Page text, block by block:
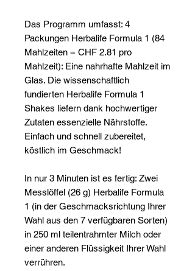
Das Programm umfasst: 4
Packungen Herbalife Formula 1 (84
Mahlzeiten = CHF 2.81 pro
Mahlzeit): Eine nahrhafte Mahlzeit im
Glas. Die wissenschaftlich
fundierten Herbalife Formula 1
Shakes liefern dank hochwertiger
Zutaten essenzielle Nährstoffe.
Einfach und schnell zubereitet,
köstlich im Geschmack!
In nur 3 Minuten ist es fertig: Zwei
Messlöffel (26 g) Herbalife Formula
1 (in der Geschmacksrichtung Ihrer
Wahl aus den 7 verfügbaren Sorten)
in 250 ml teilentrahmter Milch oder
einer anderen Flüssigkeit Ihrer Wahl
verrühren.